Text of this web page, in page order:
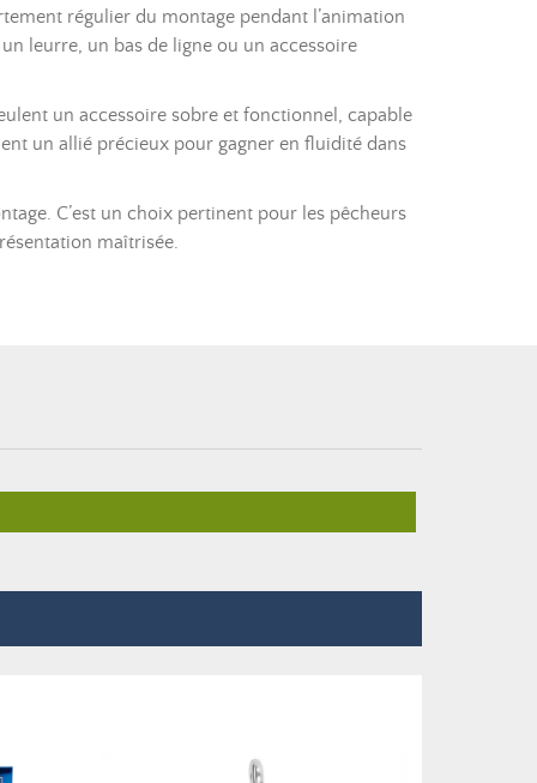
régulier du montage pendant l’animation
leurre, un bas de ligne ou un accessoire
un accessoire sobre et fonctionnel, capable
un allié précieux pour gagner en fluidité dans
C’est un choix pertinent pour les pêcheurs
maîtrisée.